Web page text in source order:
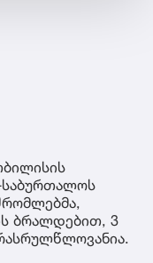
საბურთალოს
ბრალდებით, 3